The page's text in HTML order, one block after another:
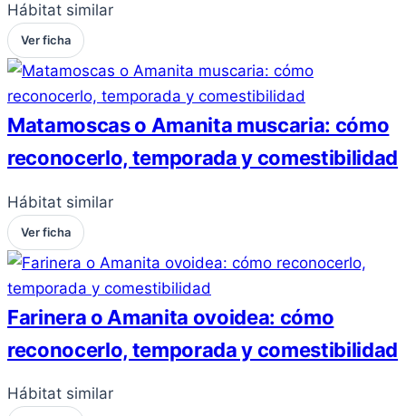
Hábitat similar
Ver ficha
Matamoscas o Amanita muscaria: cómo
reconocerlo, temporada y comestibilidad
Hábitat similar
Ver ficha
Farinera o Amanita ovoidea: cómo
reconocerlo, temporada y comestibilidad
Hábitat similar